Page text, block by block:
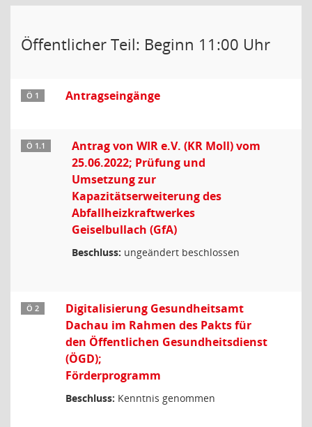
Öffentlicher Teil: Beginn 11:00 Uhr
Ö 1 Antragseingänge
Ö 1.1
Antrag von WIR e.V. (KR Moll) vom
25.06.2022; Prüfung und
Umsetzung zur
Kapazitätserweiterung des
Abfallheizkraftwerkes
Geiselbullach (GfA)
Beschluss: ungeändert beschlossen
Ö 2
Digitalisierung Gesundheitsamt
Dachau im Rahmen des Pakts für
den Öffentlichen Gesundheitsdienst
(ÖGD);
Förderprogramm
Beschluss: Kenntnis genommen